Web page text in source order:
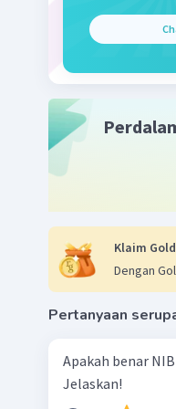
Dengan
adanya
Semoga
Beri
Vincent M
07 Oktober
Klaim
Dengan
Pertanyaan
Apakah benar
Jelaskan!